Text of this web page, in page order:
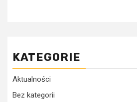
KATEGORIE
Aktualności
Bez kategorii